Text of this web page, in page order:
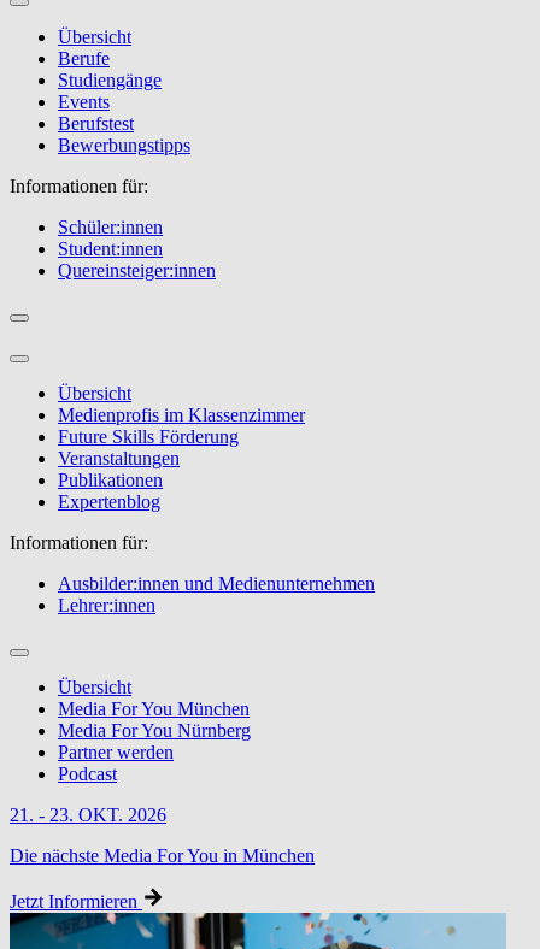
Übersicht
Berufe
Studiengänge
Events
Berufstest
Bewerbungstipps
Informationen für:
Schüler:innen
Student:innen
Quereinsteiger:innen
Übersicht
Medienprofis im Klassenzimmer
Future Skills Förderung
Veranstaltungen
Publikationen
Expertenblog
Informationen für:
Ausbilder:innen und Medienunternehmen
Lehrer:innen
Übersicht
Media For You München
Media For You Nürnberg
Partner werden
Podcast
21. - 23. OKT. 2026
Die nächste Media For You in München
Jetzt Informieren